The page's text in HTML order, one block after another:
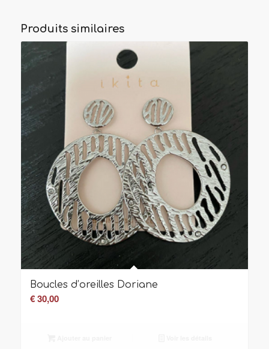
Produits similaires
Boucles d’oreilles Doriane
€30,00